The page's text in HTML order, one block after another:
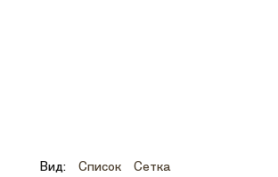
Вид: Список Сетка